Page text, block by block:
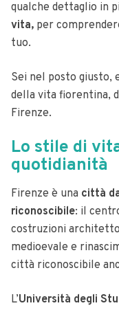
qualche dettaglio in
vita, per
tuo.
Sei nel posto giusto,
della vita fiorentina,
Firenze.
Lo stile di
quotidianità
Firenze è una città
riconoscibile: il
costruzioni
medioevale e
città riconoscibile
L’Università degli